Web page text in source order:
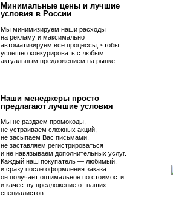
Минимальные цены и лучшие
условия в России
Мы минимизируем наши расходы
на рекламу и максимально
автоматизируем все процессы, чтобы
успешно конкурировать с любым
актуальным предложением на рынке.
Наши менеджеры просто
предлагают лучшие условия
Мы не раздаем промокоды,
не устраиваем сложных акций,
не засыпаем Вас письмами,
не заставляем регистрироваться
и не навязываем дополнительных услуг.
Каждый наш покупатель — любимый,
и сразу после оформления заказа
он получает оптимальное по стоимости
и качеству предложение от наших
специалистов.